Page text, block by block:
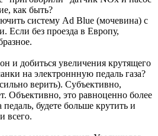
как быть?
систему Ad Blue (мочевина) с
Если без проезда в Европу,
и добиться увеличения крутящего
на электроннную педаль газа?
верить). Субъективно,
Объективно, это равноценно более
будете больше крутить и
всего.